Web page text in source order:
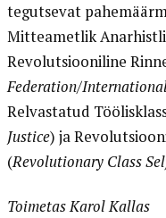
tegutsevat
Mitteametlik
Revolutsiooniline
Federation/
Relvastatud
Justice) ja
(Revolutionary Class
Toimetas Karol Kallas